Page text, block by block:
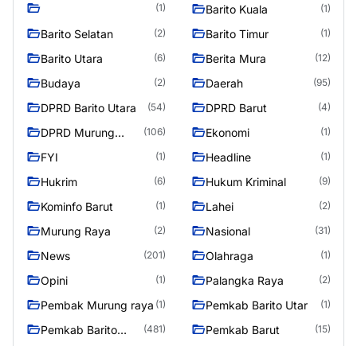
(1) Barito Kuala (1)
Barito Selatan (2) Barito Timur (1)
Barito Utara (6) Berita Mura (12)
Budaya (2) Daerah (95)
DPRD Barito Utara (54) DPRD Barut (4)
DPRD Murung
(106) Ekonomi (1)
FYI (1) Headline (1)
Hukrim (6) Hukum Kriminal (9)
Kominfo Barut (1) Lahei (2)
Murung Raya (2) Nasional (31)
News (201) Olahraga (1)
Opini (1) Palangka Raya (2)
Pembak Murung raya (1) Pemkab Barito Utar (1)
Pemkab Barito
(481) Pemkab Barut (15)